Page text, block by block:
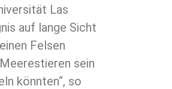
Las
auf lange Sicht
Felsen
sein
könnten“, so